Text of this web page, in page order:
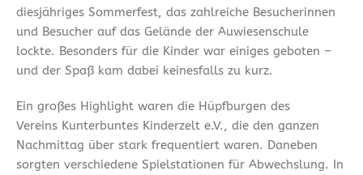
diesjähriges Sommerfest, das zahlreiche Besucherinnen
und Besucher auf das Gelände der Auwiesenschule
lockte. Besonders für die Kinder war einiges geboten –
und der Spaß kam dabei keinesfalls zu kurz.
Ein großes Highlight waren die Hüpfburgen des
Vereins Kunterbuntes Kinderzelt e.V., die den ganzen
Nachmittag über stark frequentiert waren. Daneben
sorgten verschiedene Spielstationen für Abwechslung. In